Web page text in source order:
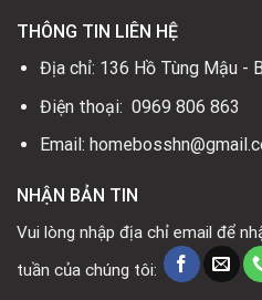
THÔNG TIN LIÊN HỆ
Địa chỉ: 136 Hồ Tùng Mậu -
Điện thoại: 0969 806 863
Email:
NHẬN BẢN TIN
Vui lòng nhập địa chỉ email để
tuần của chúng tôi: